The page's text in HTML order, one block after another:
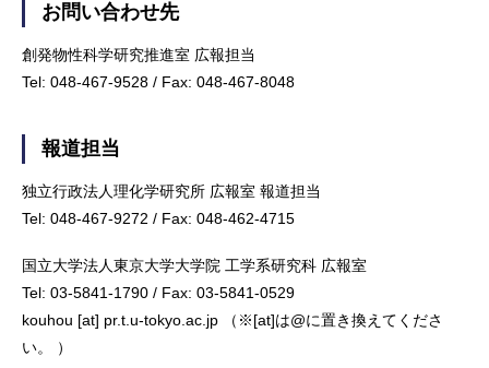
お問い合わせ先
創発物性科学研究推進室 広報担当
Tel: 048-467-9528 / Fax: 048-467-8048
報道担当
独立行政法人理化学研究所 広報室 報道担当
Tel: 048-467-9272 / Fax: 048-462-4715
国立大学法人東京大学大学院 工学系研究科 広報室
Tel: 03-5841-1790 / Fax: 03-5841-0529
kouhou [at] pr.t.u-tokyo.ac.jp （※[at]は@に置き換えてくださ
い。 ）